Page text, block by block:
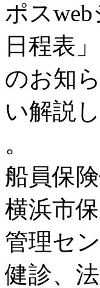
ポス
日程表
のお知
い解説
。
船員保
横浜市
管理セ
健診、